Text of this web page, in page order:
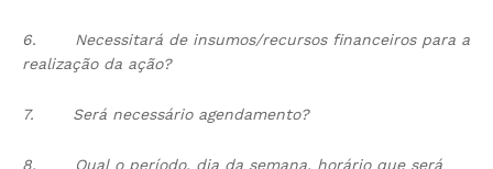
6.
Necessitará de insumos/recursos financeiros para a
realização da ação?
7. Será necessário agendamento?
8.
Qual o período, dia da semana, horário que será